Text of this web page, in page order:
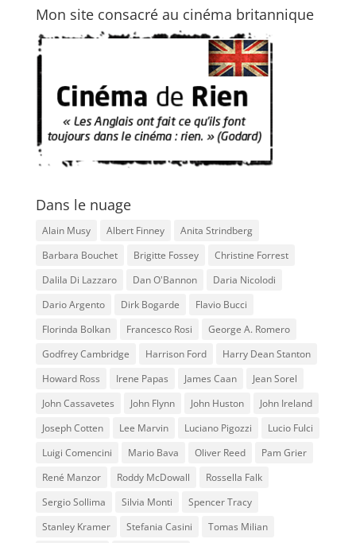
Mon site consacré au cinéma britannique
Dans le nuage
Alain Musy Albert Finney
Anita Strindberg
Barbara Bouchet
Brigitte Fossey
Christine Forrest
Dalila Di Lazzaro
Dan O'Bannon
Daria Nicolodi
Dario Argento
Dirk Bogarde
Flavio Bucci
Florinda Bolkan
Francesco Rosi
George A. Romero
Godfrey Cambridge
Harrison Ford
Harry Dean Stanton
Howard Ross
Irene Papas James Caan
Jean Sorel
John Cassavetes
John Flynn John Huston
John Ireland
Joseph Cotten
Lee Marvin Luciano Pigozzi
Lucio Fulci
Luigi Comencini
Mario Bava Oliver Reed
Pam Grier
René Manzor
Roddy McDowall
Rossella Falk
Sergio Sollima
Silvia Monti
Spencer Tracy
Stanley Kramer
Stefania Casini Tomas Milian